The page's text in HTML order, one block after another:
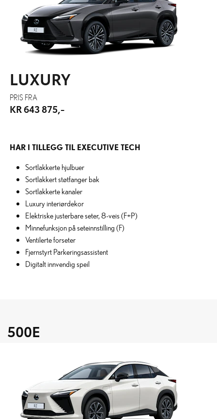
LUXURY
PRIS FRA
KR 643 875,-
HAR I TILLEGG TIL EXECUTIVE TECH
Sortlakkerte hjulbuer
Sortlakkert støtfanger bak
Sortlakkerte kanaler
Luxury interiørdekor
Elektriske justerbare seter, 8-veis (F+P)
Minnefunksjon på seteinnstilling (F)
Ventilerte forseter
Fjernstyrt Parkeringsassistent
Digitalt innvendig speil
500E